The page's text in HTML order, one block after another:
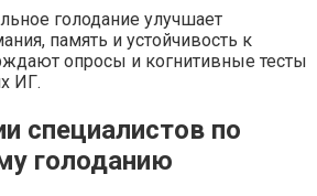
голодание улучшает
память и устойчивость к
опросы и когнитивные тесты
ИГ.
специалистов по
голоданию